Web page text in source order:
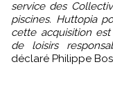
service des
piscines. Huttopia
cette acquisition
de loisirs
déclaré Philippe